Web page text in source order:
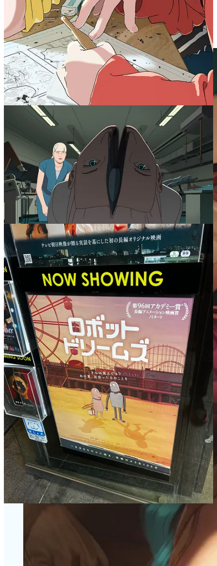
hollywoodiennes actuelles. Cette série, artistiquement, ne se
contente pas de se hisser au niveau des Spider-Man: Into / Across
the Spider-Verse, mais vient les challenger avec un aplomb et une
maîtrise qui m’ont laissé pantois.